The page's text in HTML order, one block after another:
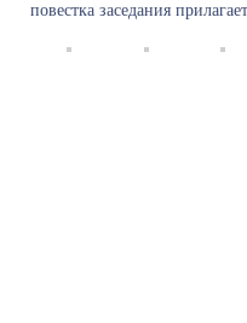
повестка заседания